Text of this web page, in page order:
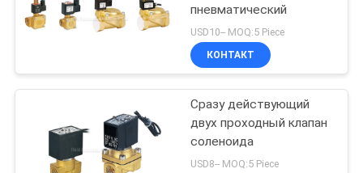
пневматический
USD10-- MOQ:5 Piece
КОНТАКТ
Сразу действующий
двух проходный клапан
соленоида
USD8-- MOQ:5 Piece